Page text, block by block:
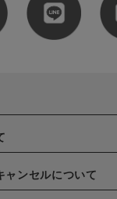
お選びいただけます。
）
ャンセルについて